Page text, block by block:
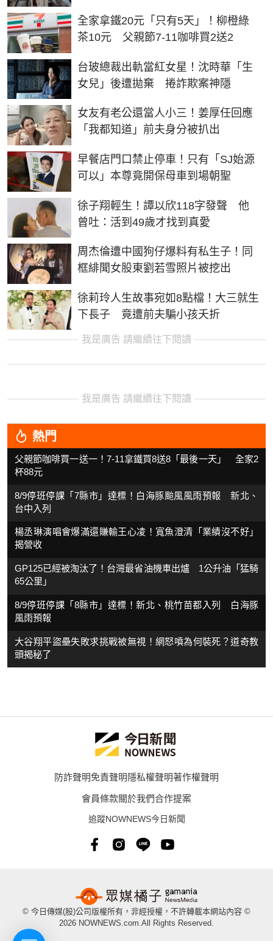
全家拿鐵20元「只有5天」！柳橙綠
茶10元 父親節7-11咖啡買2送2
台玻總裁出軌當紅女星！沈時華「生
女兒」後遭拋棄 捲詐欺案神隱
女友有老公還當人小三！姜厚任回應
「我都知道」前夫身分被扒出
早餐店門口禁止停車！只有「SJ始源
可以」本尊竟開保母車到場朝聖
徐子翔輕生！譚以欣118字發聲 他
曾吐：活到49歲才找到真愛
周杰倫遭中國狗仔爆料有私生子！同
框緋聞女股東劉若雪照片被挖出
徐莉玲人生故事宛如8點檔！大三就生
下長子 竟遭前夫騙小孩夭折
我是廣告 請繼續往下閱讀
我是廣告 請繼續往下閱讀
熱門
父親節咖啡買一送一！7-11拿鐵買8送8「最後一天」 全家2
杯88元
8/9停班停課「7縣市」達標！白海豚颱風風雨預報 新北、
台中入列
楊丞琳演唱會爆滿還賺輸王心凌！寬魚澄清「業績沒不好」
揭營收
GP125已經被淘汰了！台灣最省油機車出爐 1公升油「猛騎
65公里」
8/9停班停課「8縣市」達標！新北、桃竹苗都入列 白海豚
風雨預報
大谷翔平盜壘失敗求挑戰被無視！網怒噴為何裝死？道奇教
頭揭秘了
防詐聲明免責聲明隱私權聲明著作權聲明
會員條款關於我們合作提案
追蹤NOWNEWS今日新聞
© 今日傳媒(股)公司版權所有，非經授權，不許轉載本網站內容 ©
2026 NOWNEWS.com.All Rights Reserved.